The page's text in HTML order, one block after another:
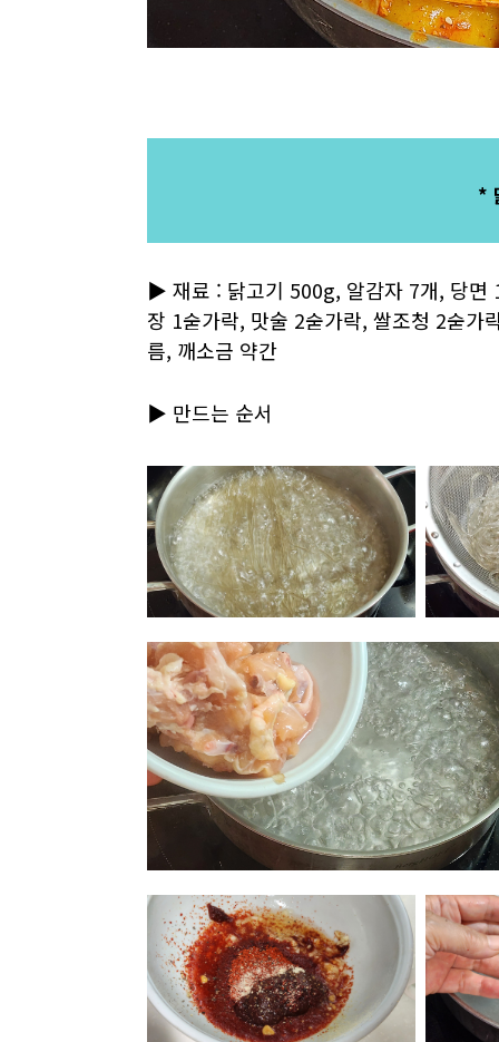
*
▶ 재료 : 닭고기 500g, 알감자 7개, 당면
장 1숟가락, 맛술 2숟가락, 쌀조청 2숟가
름, 깨소금 약간
▶ 만드는 순서